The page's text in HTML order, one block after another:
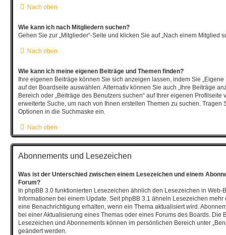
Nach oben
Wie kann ich nach Mitgliedern suchen?
Gehen Sie zur „Mitglieder“-Seite und klicken Sie auf „Nach einem Mitglied
Nach oben
Wie kann ich meine eigenen Beiträge und Themen finden?
Ihre eigenen Beiträge können Sie sich anzeigen lassen, indem Sie
auf der Boardseite auswählen. Alternativ können Sie auch „Ihre Beiträge
Bereich oder „Beiträge des Benutzers suchen“ auf Ihrer eigenen Profilseite
erweiterte Suche, um nach von Ihnen erstellen Themen zu suchen. Tragen
Optionen in die Suchmaske ein.
Nach oben
Abonnements und Lesezeichen
Was ist der Unterschied zwischen einem Lesezeichen und einem
Forum?
In phpBB 3.0 funktionierten Lesezeichen ähnlich den Lesezeichen in Web-
Informationen bei einem Update. Seit phpBB 3.1 ähneln Lesezeichen
eine Benachrichtigung erhalten, wenn ein Thema aktualisiert wird.
bei einer Aktualisierung eines Themas oder eines Forums des Boards. Die
Lesezeichen und Abonnements können im persönlichen Bereich unter
geändert werden.